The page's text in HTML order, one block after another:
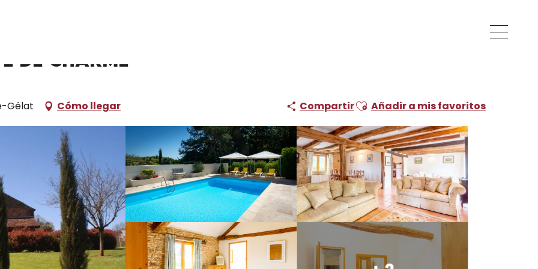
de charme
Gélat Cómo llegar CompartirAjouter aux favoris
Añadir a mis favoritos